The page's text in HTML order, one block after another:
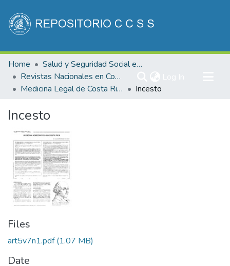
Communities & Collections
All of DSpace
Statistics
Home
Salud y Seguridad Social en Costa Rica
Revistas Nacionales en Costa Rica
Medicina Legal de Costa Rica
Incesto
Incesto
Files
art5v7n1.pdf(1.07 MB)
Date